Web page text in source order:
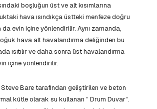
boşluğun üst ve alt kısımlarına
hava ısındıkça üstteki menfeze doğru
evin içine yönlendirilir. Aynı zamanda,
hava alt havalandırma deliğinden bu
ısıtılır ve daha sonra üst havalandırma
içine yönlendirilir.
Bare tarafından geliştirilen ve beton
kütle olarak su kullanan ” Drum Duvar”.